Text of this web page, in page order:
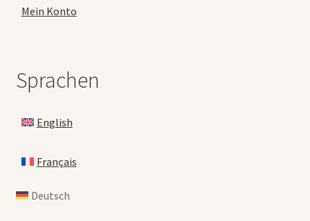
Mein Konto
Sprachen
English
Français
Deutsch